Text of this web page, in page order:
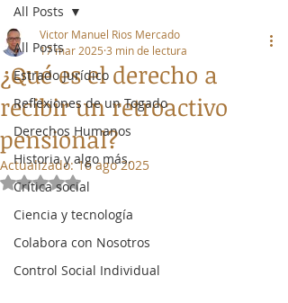
All Posts
Estrado Jurídico
Reflexiones de un Togado
Derechos Humanos
Historia y algo más.
Crítica social
Ciencia y tecnología
Colabora con Nosotros
Control Social Individual
All Posts
¿Qué es el derecho a
recibir un retroactivo
pensional?
Victor Manuel Rios Mercado
17 mar 2025 3 min de lectura
Actualizado:16 ago 2025
Obtuvo NaN de 5 estrellas.